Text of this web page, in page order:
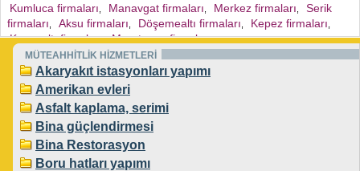
Kumluca firmaları Manavgat firmaları Merkez firmaları
Serik
firmaları
Aksu firmaları Döşemealtı firmaları Kepez firmaları
Konyaaltı firmaları, Muratpaşa firmaları,
MÜTEAHHİTLİK HİZMETLERİ
Akaryakıt istasyonları yapımı
Amerikan evleri
Asfalt kaplama, serimi
Bina güçlendirmesi
Bina Restorasyon
Boru hatları yapımı